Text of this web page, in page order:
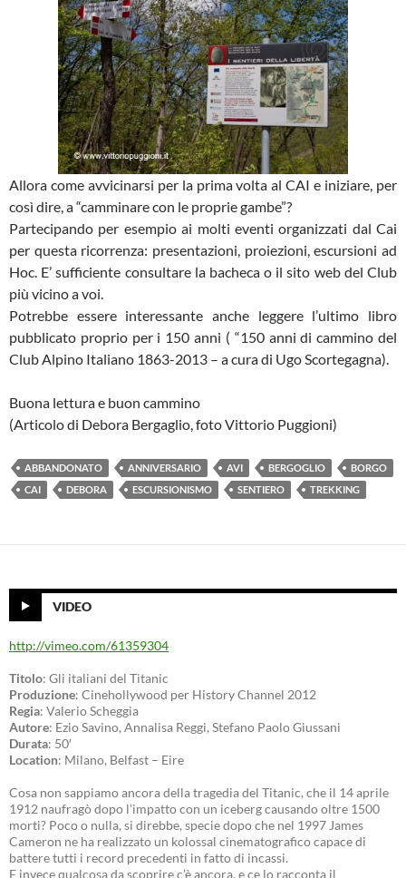
Allora come avvicinarsi per la prima volta al CAI e iniziare, per
così dire, a “camminare con le proprie gambe”?
Partecipando per esempio ai molti eventi organizzati dal Cai
per questa ricorrenza: presentazioni, proiezioni, escursioni ad
Hoc. E’ sufficiente consultare la bacheca o il sito web del Club
più vicino a voi.
Potrebbe essere interessante anche leggere l’ultimo libro
pubblicato proprio per i 150 anni ( “150 anni di cammino del
Club Alpino Italiano 1863-2013 – a cura di Ugo Scortegagna).
Buona lettura e buon cammino
(Articolo di Debora Bergaglio, foto Vittorio Puggioni)
ABBANDONATO ANNIVERSARIO AVI BERGOGLIO
BORGO
CAI
DEBORA ESCURSIONISMO SENTIERO TREKKING
VIDEO
http://vimeo.com/61359304
Titolo: Gli italiani del Titanic
Produzione: Cinehollywood per History Channel 2012
Regia: Valerio Scheggia
Autore: Ezio Savino, Annalisa Reggi, Stefano Paolo Giussani
Durata: 50′
Location: Milano, Belfast – Eire
Cosa non sappiamo ancora della tragedia del Titanic, che il 14 aprile
1912 naufragò dopo l’impatto con un iceberg causando oltre 1500
morti? Poco o nulla, si direbbe, specie dopo che nel 1997 James
Cameron ne ha realizzato un kolossal cinematografico capace di
battere tutti i record precedenti in fatto di incassi.
E invece qualcosa da scoprire c’è ancora, e ce lo racconta il